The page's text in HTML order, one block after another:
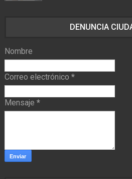
DENUNCIA
Nombre
Correo electrónico *
Mensaje *